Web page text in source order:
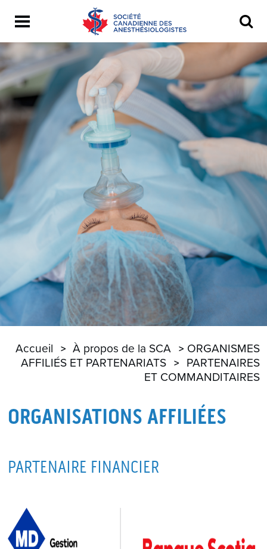
Accueil À propos de la SCA
ORGANISMES
AFFILIÉS ET PARTENARIATS
PARTENAIRES
ET COMMANDITAIRES
ORGANISATIONS AFFILIÉES
PARTENAIRE FINANCIER